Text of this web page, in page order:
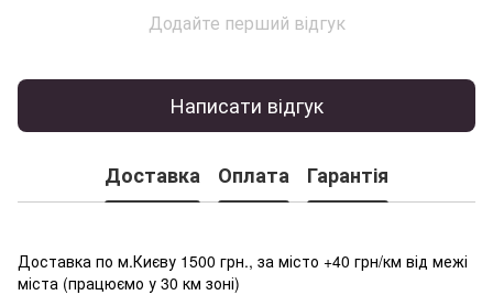
Додайте перший відгук
Написати відгук
Доставка Оплата Гарантія
Доставка по м.Києву 1500 грн., за місто +40 грн/км від межі
міста (працюємо у 30 км зоні)